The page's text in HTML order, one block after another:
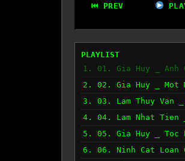
⏮ PREV
PLAYLIST
1. 01. Gia Huy _ Anh
2. 02. Gia Huy _ Mot
3. 03. Lam Thuy Van
4. 04. Lam Nhat Tien
5. 05. Gia Huy _ Toc
6. 06. Ninh Cat Loan